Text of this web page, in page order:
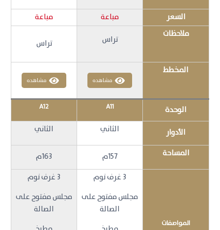
السعر مباعة
مباعة
ملاحظات
تراس تراس
المخطط
مشاهده مشاهده
الوحدة A11
A12
الأدوار الثاني الثاني
المساحة 157م 163م
المواصفات
3 غرف نوم
مجلس مفتوح على
الصالة
3 غرف نوم
مجلس مفتوح على
الصالة